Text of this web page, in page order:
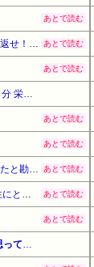
あとで読む
旦那の元嫁が捨ててった猫。病気が治ると気性も良くなり私達に懐くように。それを知った元嫁が「猫返せ！！」「あんたみたいな小娘に猫と旦那君の面倒見れるわけがない」→修羅場に… あとで読む
あとで読む
【タイムセール】【20%OFF！】 【大容量2ヶ月分 × オメガ3 高濃度配合】 DHA EPA サプリメント 60日分 栄養機能食品 VitaPBC フィッシュオイル
あとで読む
あとで読む
姉「下着に違和感がある！イタズラしたでしょ！？」俺「してないよ」←姉が寝ている間にイタズラしたと勘違いされているのだが・・・ あとで読む
【悲報】男性「体調悪そうで失禁して座り込んでる女性がいるから救急呼ぼう」⇒ 急に現れた別の女性にとんでもない事をされてしまう・・・ あとで読む
あとで読む
【最大50%OFF】KADOKAWA カドサマー2026 第3弾（#女性コミック）『「女はおごられて当然」と思ってる昭和引きずり女が、婚活した話』『99%離婚 モラハラ夫は変わるのか』『10歳で性被害にあいました』他